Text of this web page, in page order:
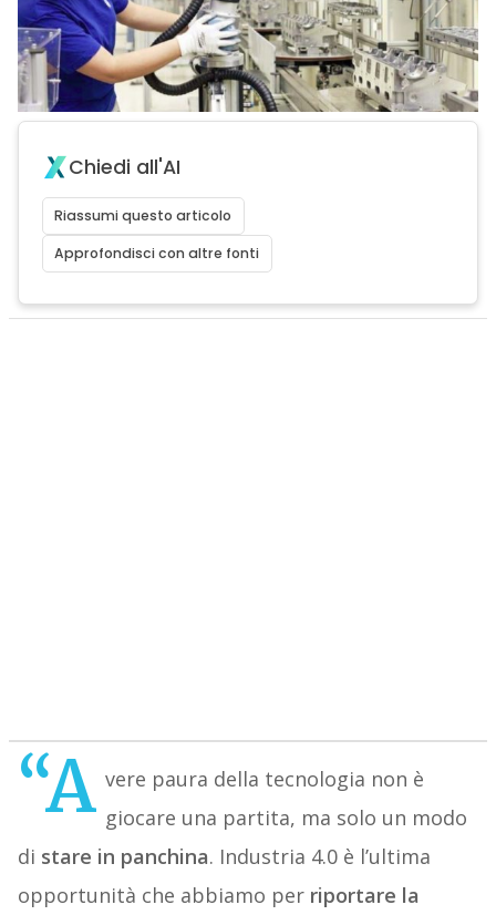
Chiedi all'AI
Riassumi questo articolo
Approfondisci con altre fonti
“A vere paura della tecnologia non è
giocare una partita, ma solo un modo
di stare in panchina. Industria 4.0 è l’ultima
opportunità che abbiamo per riportare la